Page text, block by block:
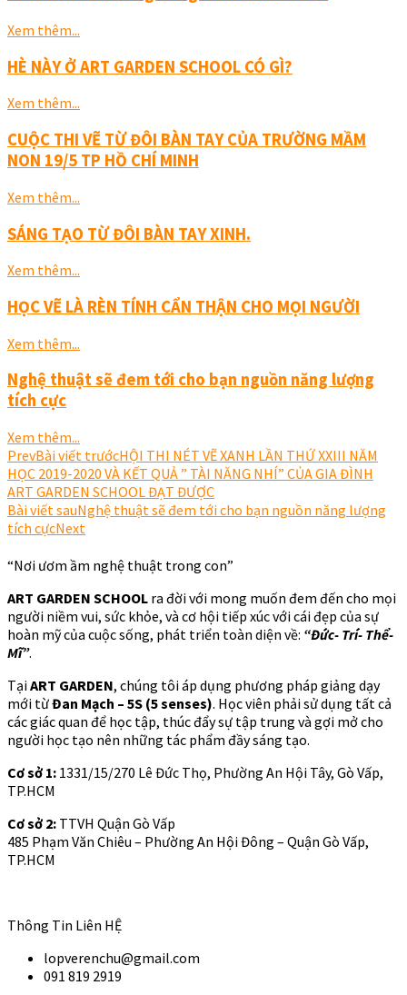
Xem thêm...
HÈ NÀY Ở ART GARDEN SCHOOL CÓ GÌ?
Xem thêm...
CUỘC THI VẼ TỪ ĐÔI BÀN TAY CỦA TRƯỜNG MẦM
NON 19/5 TP HỒ CHÍ MINH
Xem thêm...
SÁNG TẠO TỪ ĐÔI BÀN TAY XINH.
Xem thêm...
HỌC VẼ LÀ RÈN TÍNH CẨN THẬN CHO MỌI NGƯỜI
Xem thêm...
Nghệ thuật sẽ đem tới cho bạn nguồn năng lượng
tích cực
Xem thêm...
PrevBài viết trướcHỘI THI NÉT VẼ XANH LẦN THỨ XXIII NĂM
HỌC 2019-2020 VÀ KẾT QUẢ ” TÀI NĂNG NHÍ” CỦA GIA ĐÌNH
ART GARDEN SCHOOL ĐẠT ĐƯỢC
Bài viết sauNghệ thuật sẽ đem tới cho bạn nguồn năng lượng
tích cựcNext
“Nơi ươm ầm nghệ thuật trong con”
ART GARDEN SCHOOL ra đời với mong muốn đem đến cho mọi
người niềm vui, sức khỏe, và cơ hội tiếp xúc với cái đẹp của sự
hoàn mỹ của cuộc sống, phát triển toàn diện về: “Đức- Trí- Thể-
Mĩ”.
TạiART GARDEN, chúng tôi áp dụng phương pháp giảng dạy
mới từĐan Mạch – 5S (5 senses). Học viên phải sử dụng tất cả
các giác quan để học tập, thúc đẩy sự tập trung và gợi mở cho
người học tạo nên những tác phẩm đầy sáng tạo.
Cơ sở 1: 1331/15/270 Lê Đức Thọ, Phường An Hội Tây, Gò Vấp,
TP.HCM
Cơ sở 2: TTVH Quận Gò Vấp
485 Phạm Văn Chiêu – Phường An Hội Đông – Quận Gò Vấp,
TP.HCM
Thông Tin Liên HỆ
lopverenchu@gmail.com
091 819 2919